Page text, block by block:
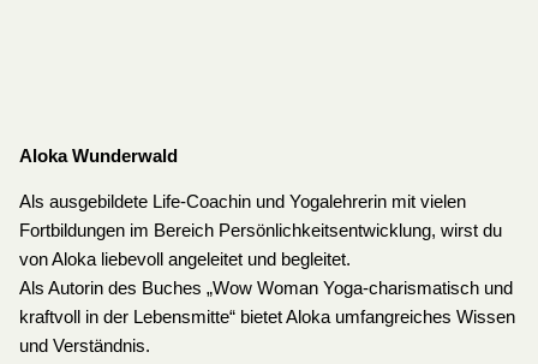
Aloka Wunderwald
Als ausgebildete Life-Coachin und Yogalehrerin mit vielen
Fortbildungen im Bereich Persönlichkeitsentwicklung, wirst du
von Aloka liebevoll angeleitet und begleitet.
Als Autorin des Buches „Wow Woman Yoga-charismatisch und
kraftvoll in der Lebensmitte“ bietet Aloka umfangreiches Wissen
und Verständnis.